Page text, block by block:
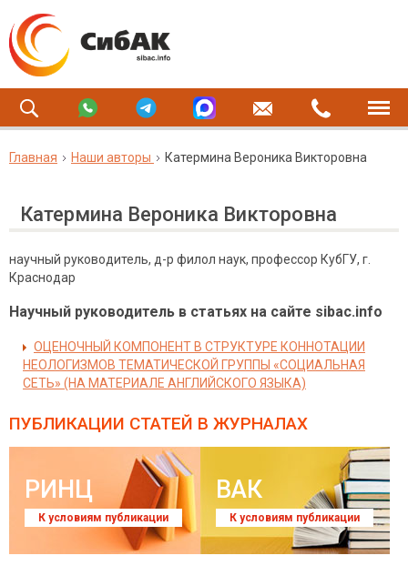
Главная Наши авторы Катермина Вероника Викторовна
Катермина Вероника Викторовна
научный руководитель, д-р филол наук, профессор КубГУ, г.
Краснодар
Научный руководитель в статьях на сайте sibac.info
ОЦЕНОЧНЫЙ КОМПОНЕНТ В СТРУКТУРЕ КОННОТАЦИИ
НЕОЛОГИЗМОВ ТЕМАТИЧЕСКОЙ ГРУППЫ «СОЦИАЛЬНАЯ
СЕТЬ» (НА МАТЕРИАЛЕ АНГЛИЙСКОГО ЯЗЫКА)
ПУБЛИКАЦИИ СТАТЕЙ В ЖУРНАЛАХ
РИНЦ
К условиям публикации
ВАК
К условиям публикации